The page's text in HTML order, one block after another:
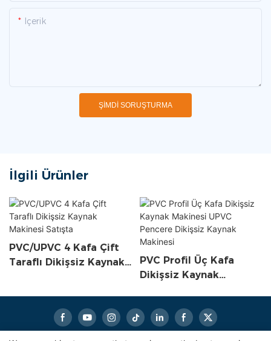
Içerik
ŞIMDI SORUŞTURMA
İlgili Ürünler
PVC/UPVC 4 Kafa Çift
Taraflı Dikişsiz Kaynak
PVC Profil Üç Kafa
Dikişsiz Kaynak
Makinesi